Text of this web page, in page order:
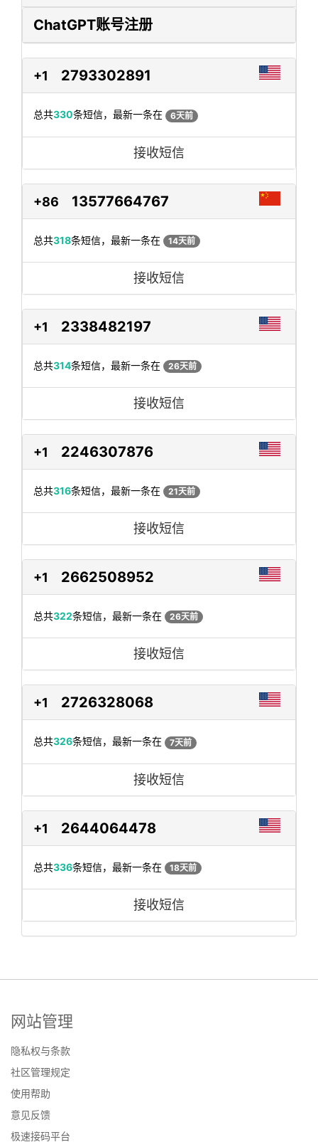
ChatGPT账号注册
+1 2793302891
总共330条短信，最新一条在 6天前
接收短信
+86 13577664767
总共318条短信，最新一条在 14天前
接收短信
+1 2338482197
总共314条短信，最新一条在 26天前
接收短信
+1 2246307876
总共316条短信，最新一条在 21天前
接收短信
+1 2662508952
总共322条短信，最新一条在 26天前
接收短信
+1 2726328068
总共326条短信，最新一条在 7天前
接收短信
+1 2644064478
总共336条短信，最新一条在 18天前
接收短信
网站管理
隐私权与条款
社区管理规定
使用帮助
意见反馈
极速接码平台